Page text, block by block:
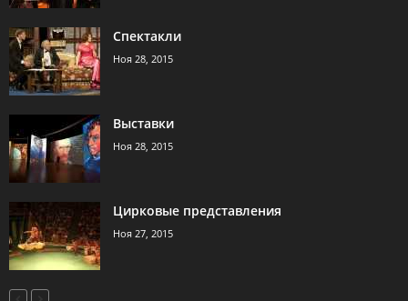
Спектакли
Ноя 28, 2015
Выставки
Ноя 28, 2015
Цирковые представления
Ноя 27, 2015